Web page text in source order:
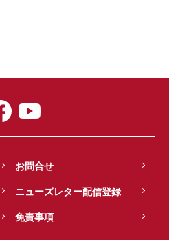
お問合せ
ニューズレター配信登録
免責事項